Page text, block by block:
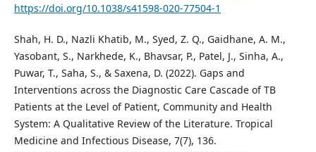
https://doi.org/10.1038/s41598-020-77504-1
Shah, H. D., Nazli Khatib, M., Syed, Z. Q., Gaidhane, A. M.,
Yasobant, S., Narkhede, K., Bhavsar, P., Patel, J., Sinha, A.,
Puwar, T., Saha, S., & Saxena, D. (2022). Gaps and
Interventions across the Diagnostic Care Cascade of TB
Patients at the Level of Patient, Community and Health
System: A Qualitative Review of the Literature. Tropical
Medicine and Infectious Disease, 7(7), 136.